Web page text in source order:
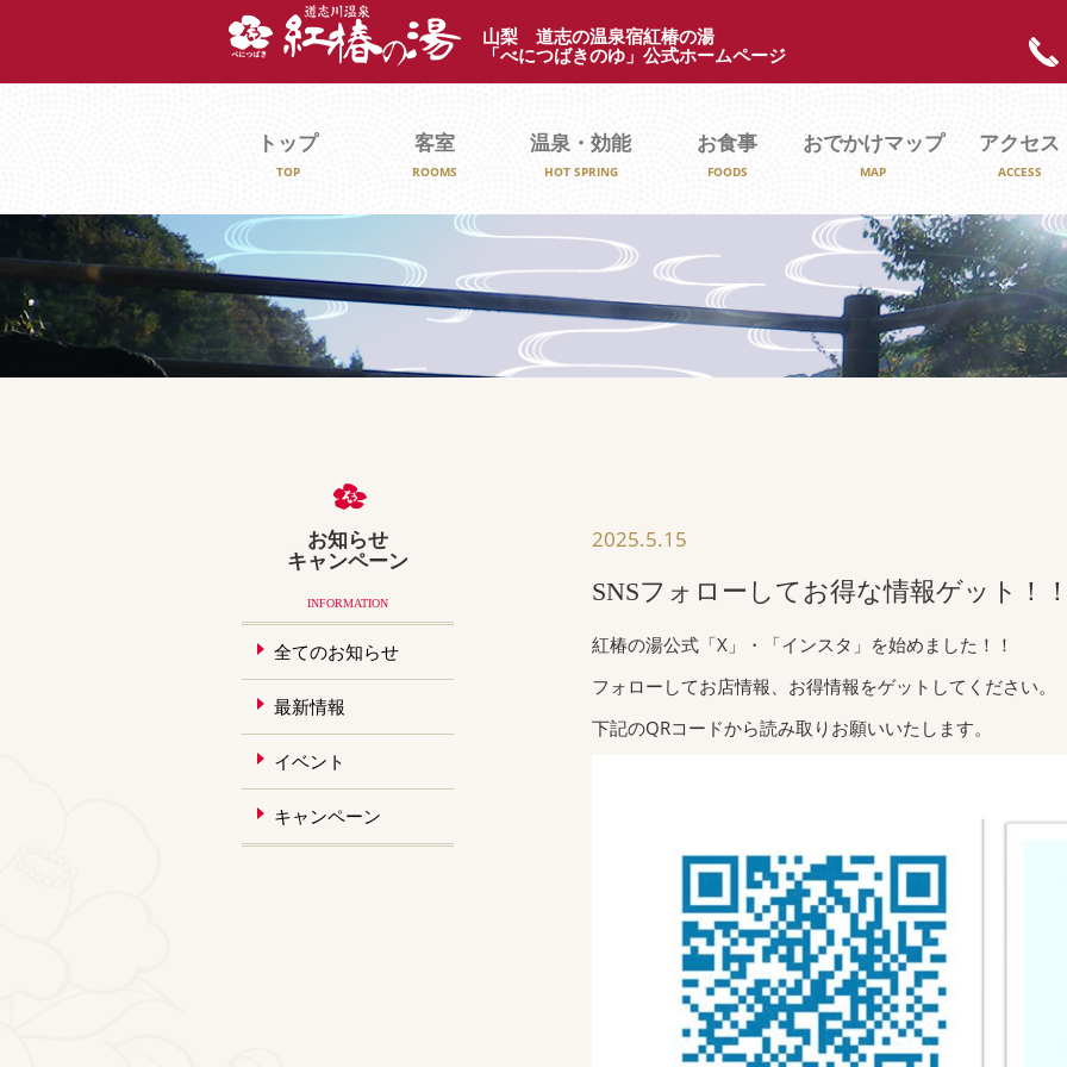
山梨 道志の温泉宿紅椿の湯
「べにつばきのゆ」公式ホームページ
トップ 客室 温泉・効能 お食事 おでかけマップ アクセス
2025.5.15
SNSフォローしてお得な情報ゲット！
紅椿の湯公式「X」・「インスタ」を始めました！！
フォローしてお店情報、お得情報をゲットしてください。
下記のQRコードから読み取りお願いいたします。
お知らせ
キャンペーン
INFORMATION
全てのお知らせ
最新情報
イベント
キャンペーン